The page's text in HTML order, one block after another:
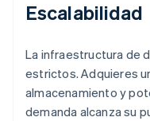
Escalabilidad
La infraestructura de
estrictos. Adquieres
almacenamiento y
demanda alcanza su